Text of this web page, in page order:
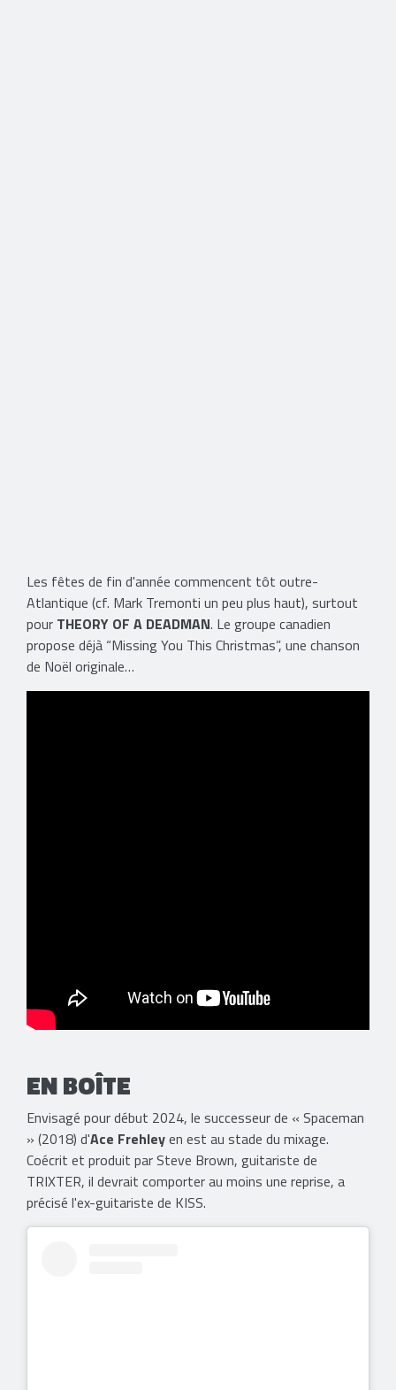
Les fêtes de fin d'année commencent tôt outre-
Atlantique (cf. Mark Tremonti un peu plus haut), surtout
pour THEORY OF A DEADMAN. Le groupe canadien
propose déjà “Missing You This Christmas”, une chanson
de Noël originale…
EN BOÎTE
Envisagé pour début 2024, le successeur de « Spaceman
» (2018) d'Ace Frehleyen est au stade du mixage.
Coécrit et produit par Steve Brown, guitariste de
TRIXTER, il devrait comporter au moins une reprise, a
précisé l'ex-guitariste de KISS.